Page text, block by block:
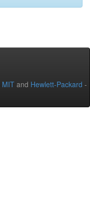
MIT and Hewlett-Packard -